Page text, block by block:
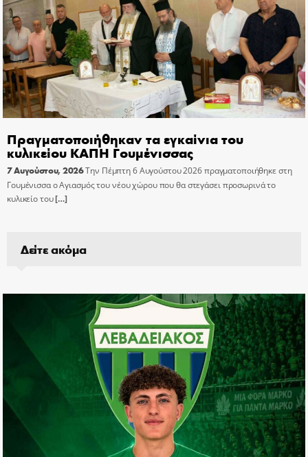
Πραγματοποιήθηκαν τα εγκαίνια του
κυλικείου ΚΑΠΗ Γουμένισσας
7 Αυγούστου, 2026Την Πέμπτη 6 Αυγούστου 2026 πραγματοποιήθηκε στη
Γουμένισσα ο Αγιασμός του νέου χώρου που θα στεγάσει προσωρινά το
κυλικείο του[…]
Δείτε ακόμα